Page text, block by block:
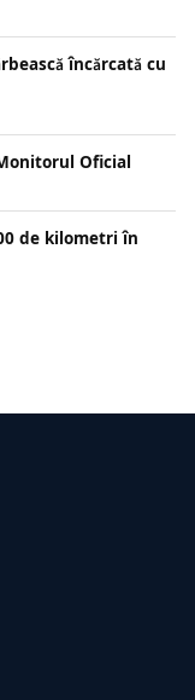
încărcată cu
Oficial
de kilometri în